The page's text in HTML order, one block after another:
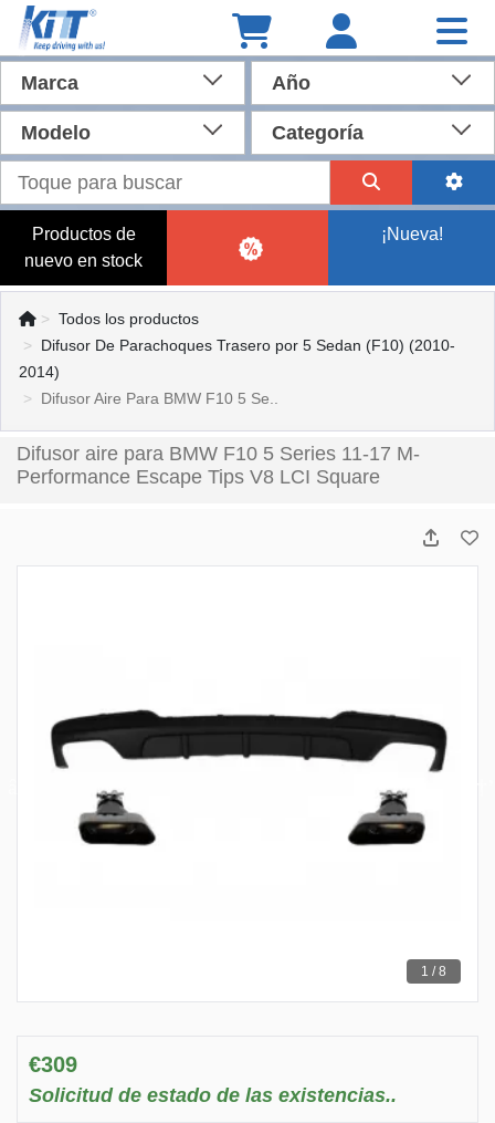
Marca Año
Modelo Categoría
Productos de
nuevo en stock
¡Nueva!
Todos los productos
Difusor De Parachoques Trasero por 5 Sedan (F10) (2010-
2014)
Difusor Aire Para BMW F10 5 Se..
Difusor aire para BMW F10 5 Series 11-17 M-
Performance Escape Tips V8 LCI Square
1 / 8
€309
Solicitud de estado de las existencias..